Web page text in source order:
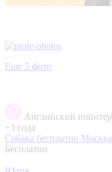
Еще 5 фото
Английский пойнтер
~3 года
Собака бесплатно Москва
Бесплатно